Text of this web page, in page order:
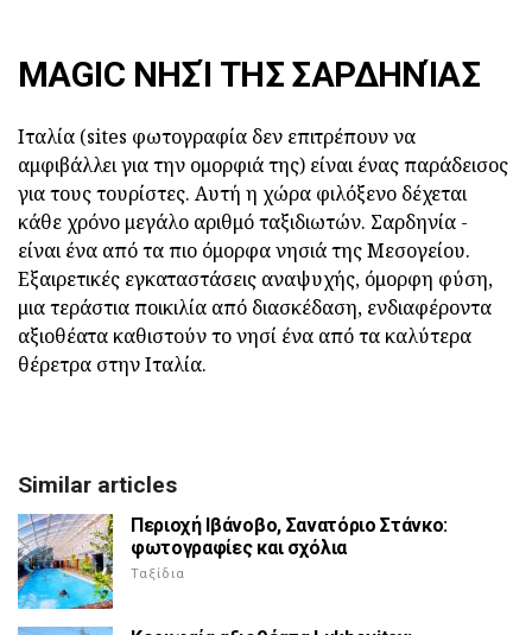
MAGIC ΝΗΣΊ ΤΗΣ ΣΑΡΔΗΝΊΑΣ
Ιταλία (sites φωτογραφία δεν επιτρέπουν να
αμφιβάλλει για την ομορφιά της) είναι ένας παράδεισος
για τους τουρίστες. Αυτή η χώρα φιλόξενο δέχεται
κάθε χρόνο μεγάλο αριθμό ταξιδιωτών. Σαρδηνία -
είναι ένα από τα πιο όμορφα νησιά της Μεσογείου.
Εξαιρετικές εγκαταστάσεις αναψυχής, όμορφη φύση,
μια τεράστια ποικιλία από διασκέδαση, ενδιαφέροντα
αξιοθέατα καθιστούν το νησί ένα από τα καλύτερα
θέρετρα στην Ιταλία.
Similar articles
Περιοχή Ιβάνοβο, Σανατόριο Στάνκο:
φωτογραφίες και σχόλια
Ταξίδια